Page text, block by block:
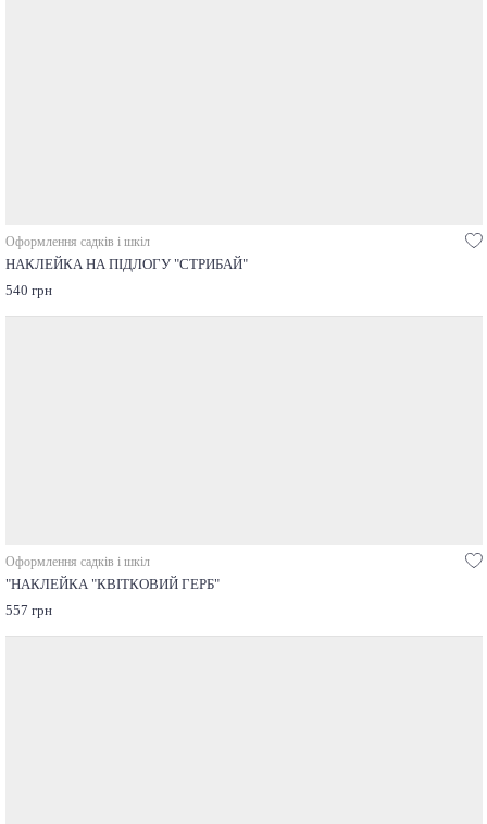
Оформлення садків і шкіл
НАКЛЕЙКА НА ПІДЛОГУ "СТРИБАЙ"
540 грн
Оформлення садків і шкіл
"НАКЛЕЙКА "КВІТКОВИЙ ГЕРБ"
557 грн